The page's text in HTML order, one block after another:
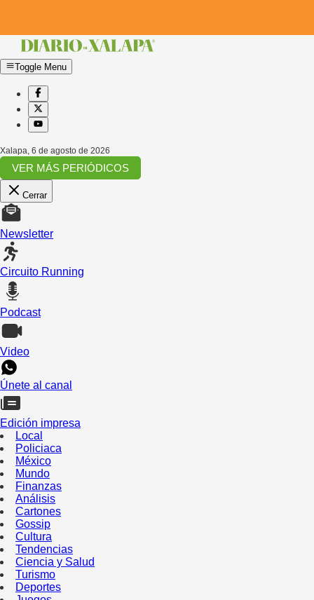
Toggle Menu
Xalapa, 6 de agosto de 2026
VER MÁS PERIÓDICOS
Cerrar
Newsletter
Circuito Running
Podcast
Video
Únete al canal
Edición impresa
Local
Policiaca
México
Mundo
Finanzas
Análisis
Cartones
Gossip
Cultura
Tendencias
Ciencia y Salud
Turismo
Deportes